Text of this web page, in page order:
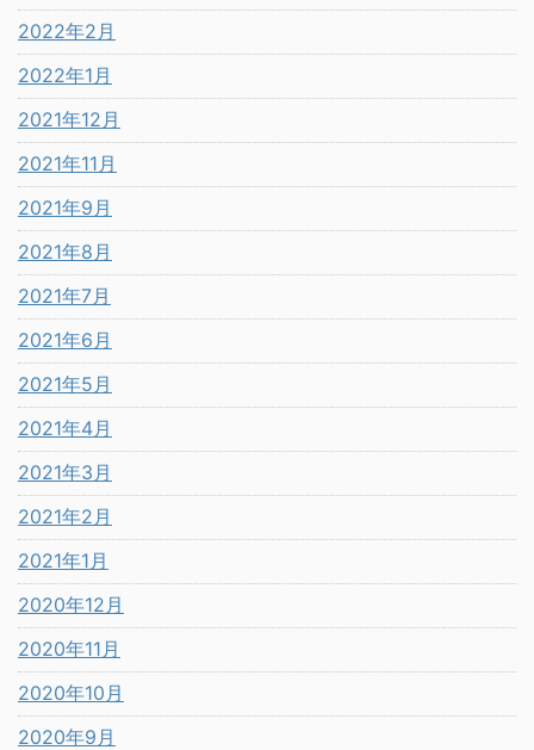
2022年2月
2022年1月
2021年12月
2021年11月
2021年9月
2021年8月
2021年7月
2021年6月
2021年5月
2021年4月
2021年3月
2021年2月
2021年1月
2020年12月
2020年11月
2020年10月
2020年9月